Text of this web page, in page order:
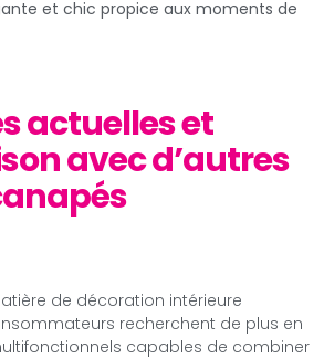
et chic propice aux moments de
actuelles et
avec d’autres
de décoration intérieure
recherchent de plus en
capables de combiner